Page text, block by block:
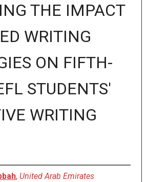
THE IMPACT
WRITING
ON FIFTH-
STUDENTS'
WRITING
, United Arab Emirates